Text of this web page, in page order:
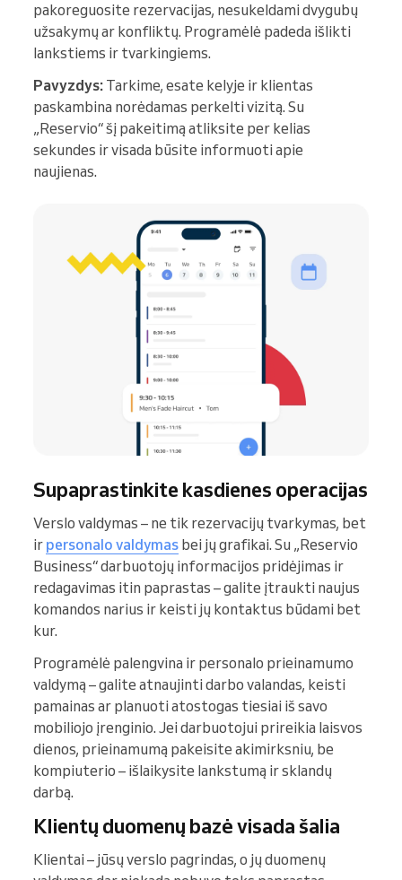
pakoreguosite rezervacijas, nesukeldami dvygubų
užsakymų ar konfliktų. Programėlė padeda išlikti
lankstiems ir tvarkingiems.
Pavyzdys: Tarkime, esate kelyje ir klientas
paskambina norėdamas perkelti vizitą. Su
„Reservio“ šį pakeitimą atliksite per kelias
sekundes ir visada būsite informuoti apie
naujienas.
Supaprastinkite kasdienes operacijas
Verslo valdymas – ne tik rezervacijų tvarkymas, bet
ir personalo valdymas bei jų grafikai. Su „Reservio
Business“ darbuotojų informacijos pridėjimas ir
redagavimas itin paprastas – galite įtraukti naujus
komandos narius ir keisti jų kontaktus būdami bet
kur.
Programėlė palengvina ir personalo prieinamumo
valdymą – galite atnaujinti darbo valandas, keisti
pamainas ar planuoti atostogas tiesiai iš savo
mobiliojo įrenginio. Jei darbuotojui prireikia laisvos
dienos, prieinamumą pakeisite akimirksniu, be
kompiuterio – išlaikysite lankstumą ir sklandų
darbą.
Klientų duomenų bazė visada šalia
Klientai – jūsų verslo pagrindas, o jų duomenų